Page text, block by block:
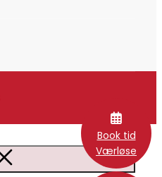
Book tid
Værløse